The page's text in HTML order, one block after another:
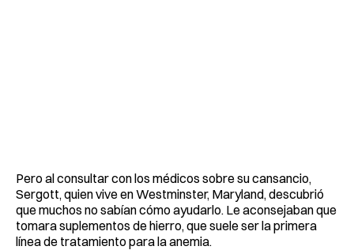
Pero al consultar con los médicos sobre su cansancio,
Sergott, quien vive en Westminster, Maryland, descubrió
que muchos no sabían cómo ayudarlo. Le aconsejaban que
tomara suplementos de hierro, que suele ser la primera
línea de tratamiento para la anemia.